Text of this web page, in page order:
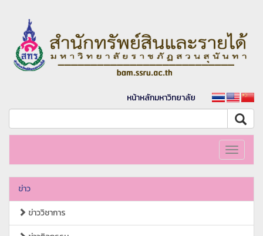
หน้าหลักมหาวิทยาลัย
Toggle
ข่าว
ข่าววิชาการ